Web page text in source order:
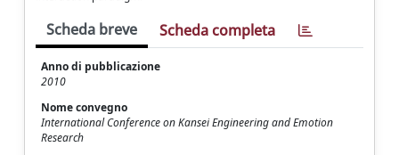
Scheda breve Scheda completa
Anno di pubblicazione
2010
Nome convegno
International Conference on Kansei Engineering and Emotion
Research